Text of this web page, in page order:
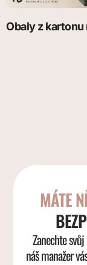
Obaly z
MÁTE
Zanechte
náš manažer